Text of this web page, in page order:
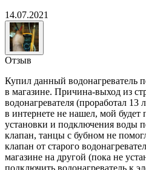
14.07.2021
Отзыв
Купил данный водонагреватель
в магазине. Причина-выход из
водонагревателя (проработал
в интернете не нашел, мой будет
установки и подключения воды
клапан, танцы с бубном не
клапан от старого
магазине на другой (пока не
подключить водонагреватель к